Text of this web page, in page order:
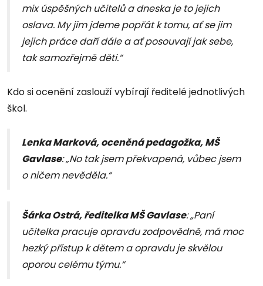
mix úspěšných učitelů a dneska je to jejich
oslava. My jim jdeme popřát k tomu, ať se jim
jejich práce daří dále a ať posouvají jak sebe,
tak samozřejmě děti.“
Kdo si ocenění zaslouží vybírají ředitelé jednotlivých
škol.
Lenka Marková, oceněná pedagožka, MŠ
Gavlase: „No tak jsem překvapená, vůbec jsem
o ničem nevěděla.“
Šárka Ostrá, ředitelka MŠ Gavlase: „Paní
učitelka pracuje opravdu zodpovědně, má moc
hezký přístup k dětem a opravdu je skvělou
oporou celému týmu.“